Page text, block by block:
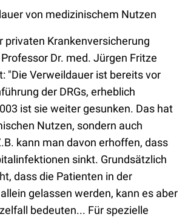
von medizinischem Nutzen
privaten Krankenversicherung
Dr. med. Jürgen Fritze
"Die Verweildauer ist bereits vor
der DRGs, erheblich
ist sie weiter gesunken. Das hat
Nutzen, sondern auch
kann man davon erhoffen, dass
sinkt. Grundsätzlich
dass die Patienten in der
gelassen werden, kann es aber
bedeuten... Für spezielle